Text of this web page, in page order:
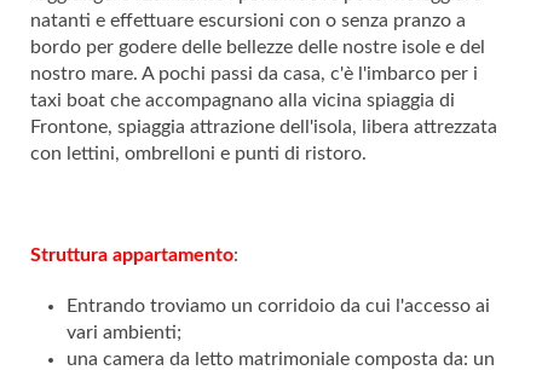
natanti e effettuare escursioni con o senza pranzo a
bordo per godere delle bellezze delle nostre isole e del
nostro mare. A pochi passi da casa, c'è l'imbarco per i
taxi boat che accompagnano alla vicina spiaggia di
Frontone, spiaggia attrazione dell'isola, libera attrezzata
con lettini, ombrelloni e punti di ristoro.
Struttura appartamento:
Entrando troviamo un corridoio da cui l'accesso ai
vari ambienti;
una camera da letto matrimoniale composta da: un